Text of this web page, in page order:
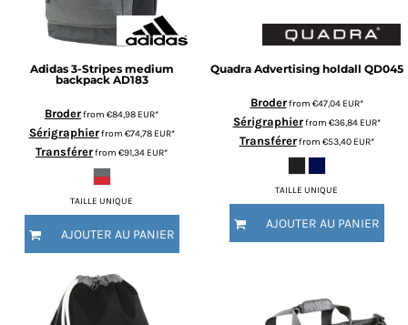
Adidas 3-Stripes medium
backpack AD183
Broderfrom €84,98 EUR*
Sérigraphierfrom €74,78 EUR*
Transférerfrom €91,34 EUR*
TAILLE UNIQUE
AJOUTER AU PANIER
Quadra Advertising holdall QD045
Broderfrom €47,04 EUR*
Sérigraphierfrom €36,84 EUR*
Transférerfrom €53,40 EUR*
TAILLE UNIQUE
AJOUTER AU PANIER